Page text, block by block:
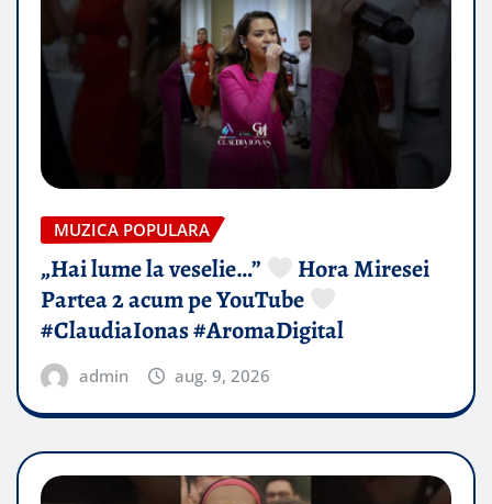
MUZICA POPULARA
„Hai lume la veselie…”
Hora Miresei
Partea 2 acum pe YouTube
#ClaudiaIonas #AromaDigital
admin aug. 9, 2026